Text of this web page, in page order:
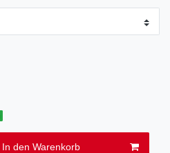
In den Warenkorb